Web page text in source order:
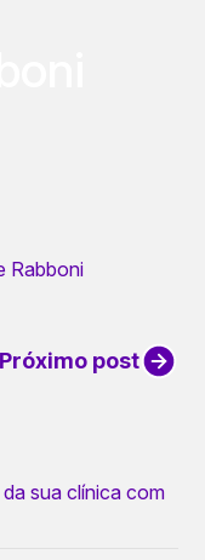
Rabboni
Próximo post
sua clínica com